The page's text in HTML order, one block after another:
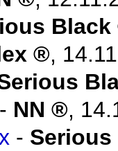
Black
,
- NN ,
-